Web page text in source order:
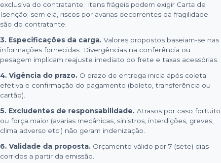
exclusiva do contratante. Itens frágeis podem exigir Carta de
Isenção; sem ela, riscos por avarias decorrentes da fragilidade
são do contratante.
3. Especificações da carga. Valores propostos baseiam-se nas
informações fornecidas. Divergências na conferência ou
pesagem implicam reajuste imediato do frete e taxas acessórias.
4. Vigência do prazo. O prazo de entrega inicia após coleta
efetiva e confirmação do pagamento (boleto, transferência ou
cartão).
5. Excludentes de responsabilidade. Atrasos por caso fortuito
ou força maior (avarias mecânicas, sinistros, interdições, greves,
clima adverso etc.) não geram indenização.
6. Validade da proposta. Orçamento válido por 7 (sete) dias
corridos a partir da emissão.